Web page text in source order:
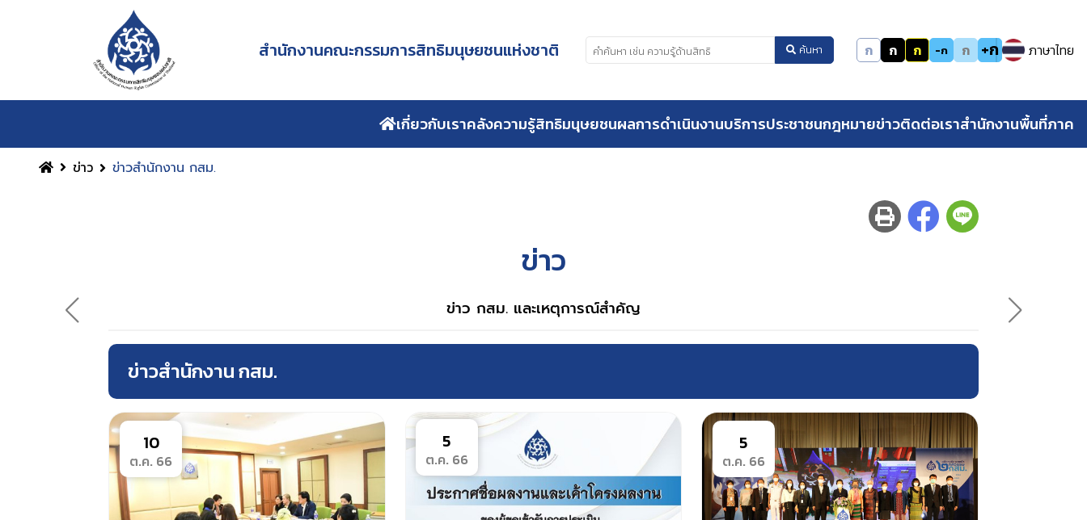
สำนักงานคณะกรรมการสิทธิมนุษยชนแห่งชาติ ค้นหา ก ก ก -ก ก +ก ภาษาไทย
เกี่ยวกับเราคลังความรู้สิทธิมนุษยชนผลการดำเนินงานบริการประชาชนกฎหมายข่าวติดต่อเราสำนักงานพื้นที่ภาค
ข่าว ข่าวสำนักงาน กสม.
ข่าว
ข่าว กสม. และเหตุการณ์สำคัญ
ข่าวสำนักงาน กสม.
10
ต.ค. 66
5
ต.ค. 66
5
ต.ค. 66